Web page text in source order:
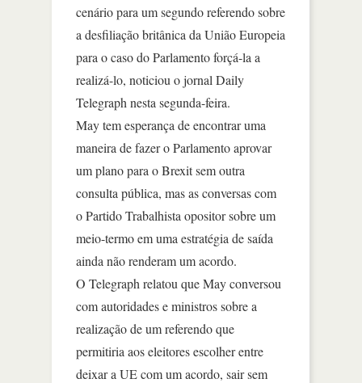
cenário para um segundo referendo sobre
a desfiliação britânica da União Europeia
para o caso do Parlamento forçá-la a
realizá-lo, noticiou o jornal Daily
Telegraph nesta segunda-feira.
May tem esperança de encontrar uma
maneira de fazer o Parlamento aprovar
um plano para o Brexit sem outra
consulta pública, mas as conversas com
o Partido Trabalhista opositor sobre um
meio-termo em uma estratégia de saída
ainda não renderam um acordo.
O Telegraph relatou que May conversou
com autoridades e ministros sobre a
realização de um referendo que
permitiria aos eleitores escolher entre
deixar a UE com um acordo, sair sem